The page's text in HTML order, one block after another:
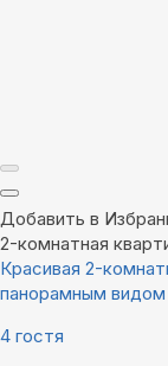
Добавить в
2-комнатная
Красивая 2-
панорамным видом
4 гостя